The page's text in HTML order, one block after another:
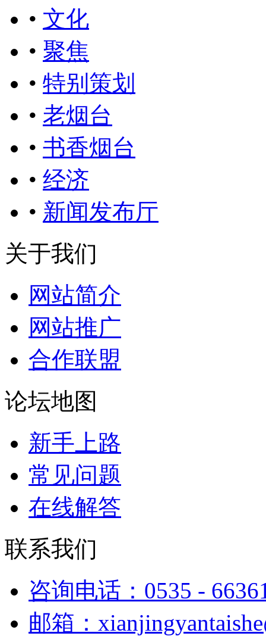
• 文化
• 聚焦
• 特别策划
• 老烟台
• 书香烟台
• 经济
• 新闻发布厅
关于我们
网站简介
网站推广
合作联盟
论坛地图
新手上路
常见问题
在线解答
联系我们
咨询电话：0535 -
邮箱：